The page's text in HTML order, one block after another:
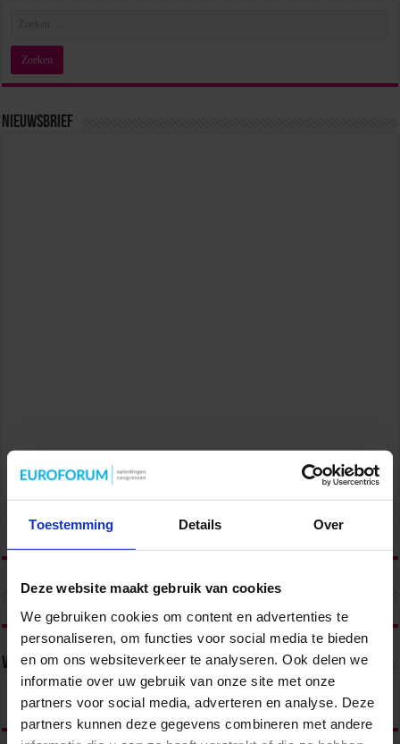
Toestemming Details Over
Deze website maakt gebruik van cookies
We gebruiken cookies om content en advertenties te
personaliseren, om functies voor social media te bieden
en om ons websiteverkeer te analyseren. Ook delen we
informatie over uw gebruik van onze site met onze
partners voor social media, adverteren en analyse. Deze
partners kunnen deze gegevens combineren met andere
Nieuwsbrief
Volg ons via